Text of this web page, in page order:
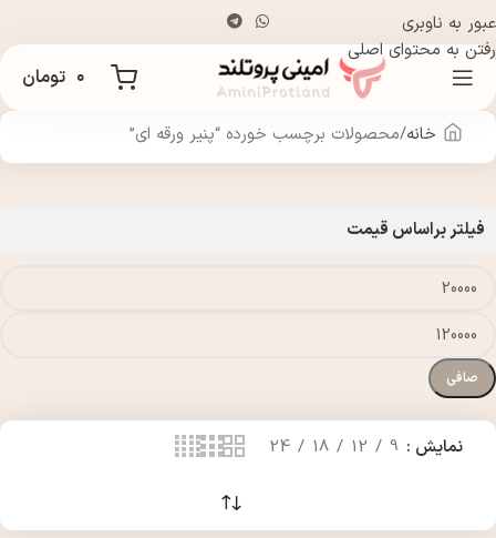
عبور به ناوبری
رفتن به محتوای اصلی
۰ تومان
خانه محصولات برچسب خورده “پنیر ورقه ای”
فیلتر براساس قیمت
صافی
نمایش 9
12
18
24